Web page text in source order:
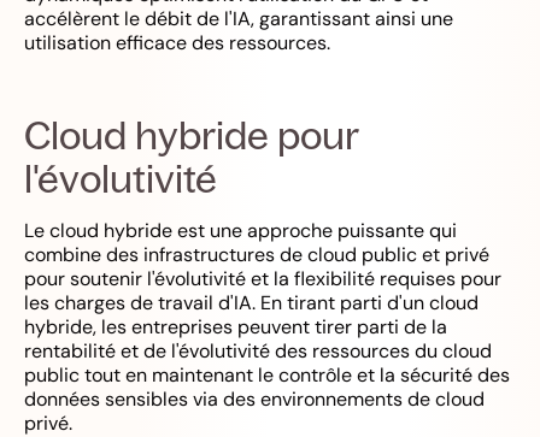
accélèrent le débit de l'IA, garantissant ainsi une
utilisation efficace des ressources.
Cloud hybride pour
l'évolutivité
Le cloud hybride est une approche puissante qui
combine des infrastructures de cloud public et privé
pour soutenir l'évolutivité et la flexibilité requises pour
les charges de travail d'IA. En tirant parti d'un cloud
hybride, les entreprises peuvent tirer parti de la
rentabilité et de l'évolutivité des ressources du cloud
public tout en maintenant le contrôle et la sécurité des
données sensibles via des environnements de cloud
privé.